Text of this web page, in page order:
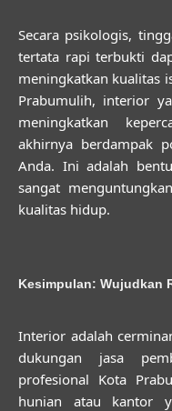
Secara psikologis,
tertata rapi terbukti
meningkatkan kualitas
Prabumulih, interior
meningkatkan
akhirnya berdampak
Anda. Ini adalah
sangat
kualitas hidup.
Kesimpulan: Wujudkan
Interior adalah
dukungan jasa
profesional Kota
hunian atau kantor